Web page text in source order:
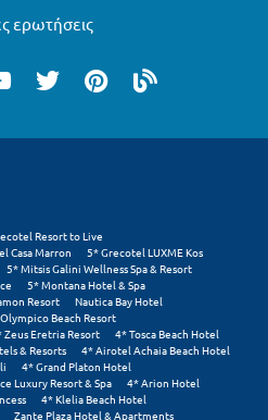
ερωτήσεις
Resort to Live
Casa Marron
5* Grecotel LUXME Kos
5* Mitsis Galini Wellness Spa & Resort
5* Montana Hotel & Spa
Resort
Nautica Bay Hotel
Beach Resort
Zeus Eretria Resort
4* Tosca Beach Hotel
& Resorts
4* Airotel Achaia Beach Hotel
4* Grand Platon Hotel
Luxury Resort & Spa
4* Arion Hotel
4* Klelia Beach Hotel
Zante Plaza Hotel & Apartments